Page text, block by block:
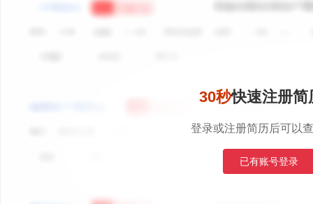
30秒快速注册简
登录或注册简历后可以
已有账号登录